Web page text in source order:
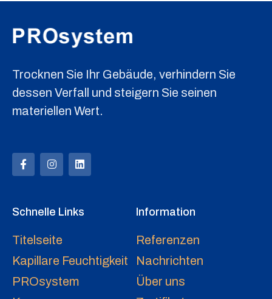
Trocknen Sie Ihr Gebäude, verhindern Sie
dessen Verfall und steigern Sie seinen
materiellen Wert.
Schnelle Links
Titelseite
Kapillare Feuchtigkeit
PROsystem
Information
Referenzen
Nachrichten
Über uns